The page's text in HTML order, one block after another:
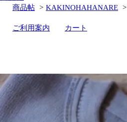
商品帖 > KAKINOHAHANARE >
ご利用案内 カート